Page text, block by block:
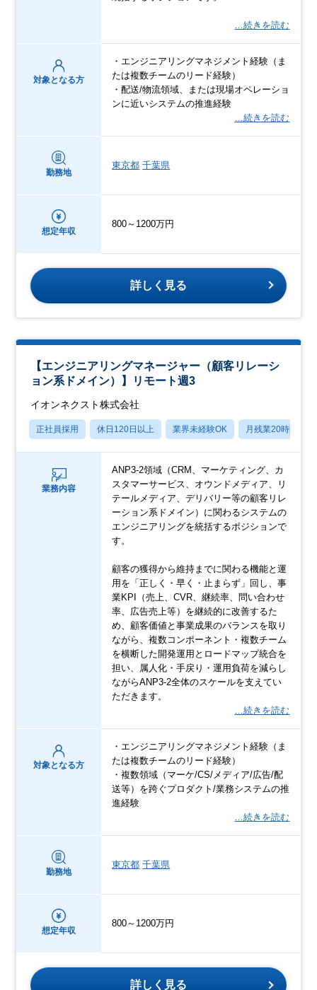
…続きを読む
対象となる方
・エンジニアリングマネジメント経験（ま
たは複数チームのリード経験）
・配送/物流領域、または現場オペレーショ
ンに近いシステムの推進経験
…続きを読む
勤務地
東京都 千葉県
想定年収
800～1200万円
詳しく見る
【エンジニアリングマネージャー（顧客リレーシ
ョン系ドメイン）】リモート週3
イオンネクスト株式会社
正社員採用 休日120日以上 業界未経験OK 月残業20時間以内
業務内容
ANP3-2領域（CRM、マーケティング、カ
スタマーサービス、オウンドメディア、リ
テールメディア、デリバリー等の顧客リレ
ーション系ドメイン）に関わるシステムの
エンジニアリングを統括するポジションで
す。
顧客の獲得から維持までに関わる機能と運
用を「正しく・早く・止まらず」回し、事
業KPI（売上、CVR、継続率、問い合わせ
率、広告売上等）を継続的に改善するた
め、顧客価値と事業成果のバランスを取り
ながら、複数コンポーネント・複数チーム
を横断した開発運用とロードマップ統合を
担い、属人化・手戻り・運用負荷を減らし
ながらANP3-2全体のスケールを支えてい
ただきます。
…続きを読む
対象となる方
・エンジニアリングマネジメント経験（ま
たは複数チームのリード経験）
・複数領域（マーケ/CS/メディア/広告/配
送等）を跨ぐプロダクト/業務システムの推
進経験
…続きを読む
勤務地
東京都 千葉県
想定年収
800～1200万円
詳しく見る